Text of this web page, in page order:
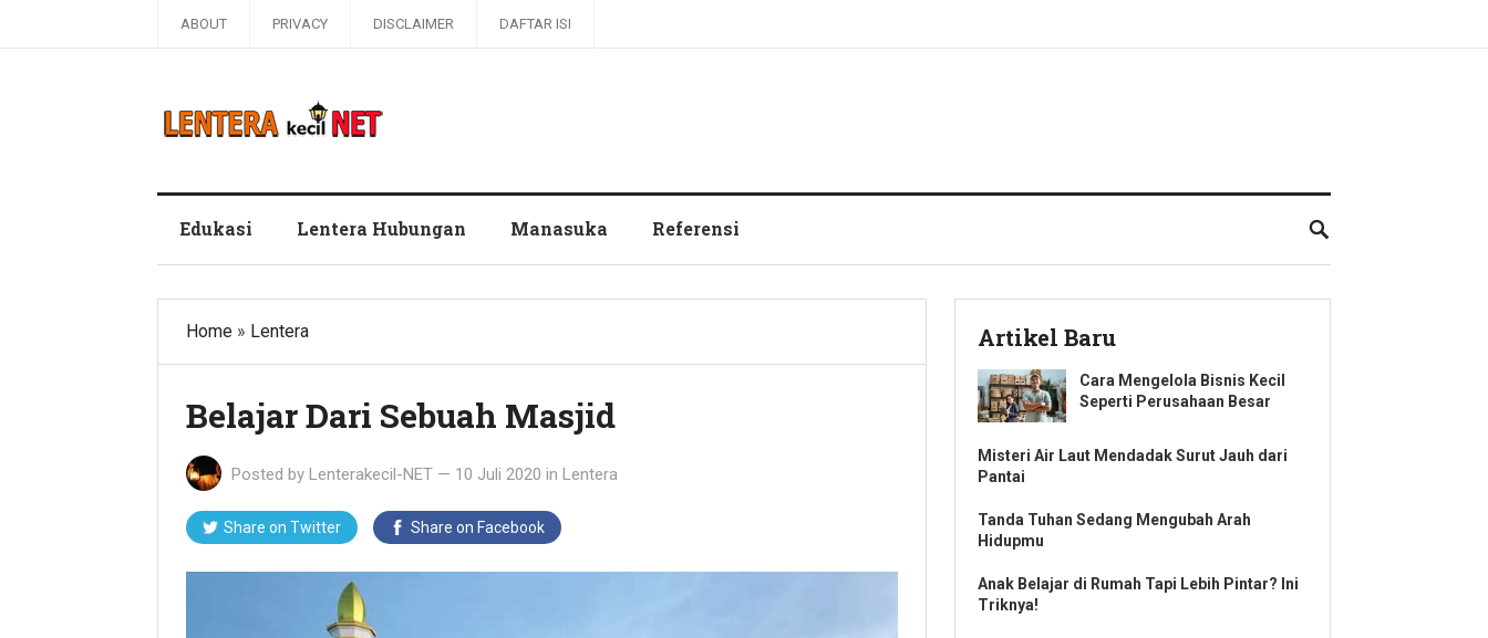
ABOUT PRIVACY DISCLAIMER DAFTAR ISI
Edukasi Lentera Hubungan Manasuka Referensi
Home » Lentera
Belajar Dari Sebuah Masjid
Posted by Lenterakecil-NET — 10 Juli 2020 in Lentera
Share on Twitter Share on Facebook
Artikel Baru
Cara Mengelola Bisnis Kecil
Seperti Perusahaan Besar
Misteri Air Laut Mendadak Surut Jauh dari
Pantai
Tanda Tuhan Sedang Mengubah Arah
Hidupmu
Anak Belajar di Rumah Tapi Lebih Pintar? Ini
Triknya!